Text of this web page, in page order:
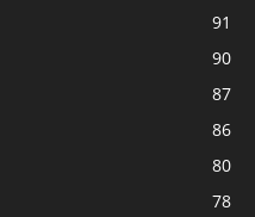
91
90
87
86
80
78